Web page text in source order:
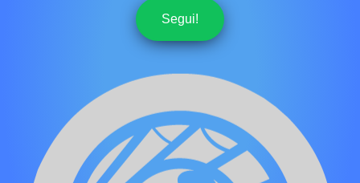
Segui!